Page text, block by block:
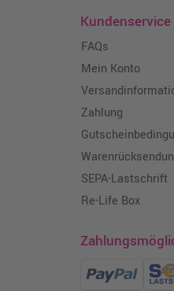
Kundenservice
FAQs
Mein Konto
Zahlung
SEPA-Lastschrift
Re-Life Box